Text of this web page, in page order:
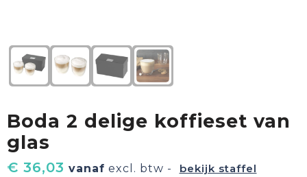
Kinderen, Peuters & Baby's
Vrije tijd en Strand
Boda 2 delige koffieset van
glas
€ 36,03 vanaf excl. btw - bekijk staffel